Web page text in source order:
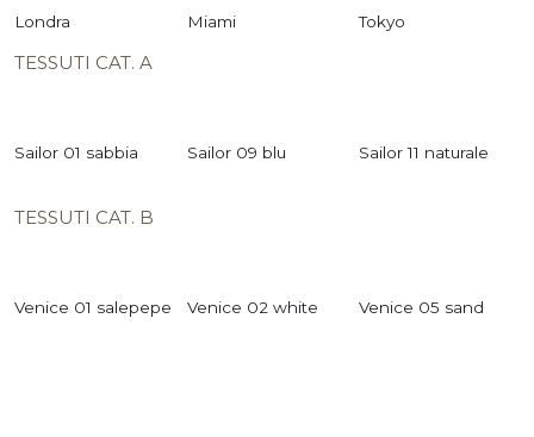
Londra Miami Tokyo
TESSUTI CAT. A
Sailor 01 sabbia Sailor 09 blu Sailor 11 naturale
TESSUTI CAT. B
Venice 01 salepepe Venice 02 white Venice 05 sand